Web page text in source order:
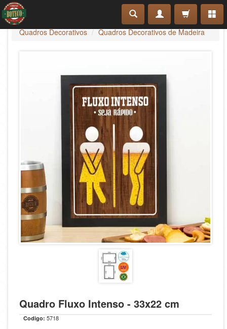
Quadros Decorativos Quadros Decorativos de Madeira
Quadro Fluxo Intenso - 33x22 cm
Codigo: 5718